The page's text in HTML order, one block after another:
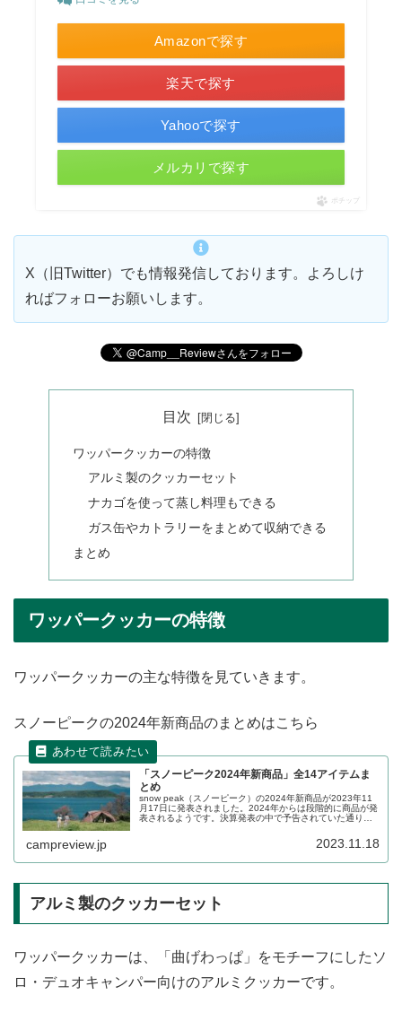
Amazonで探す
楽天で探す
Yahooで探す
メルカリで探す
ポチップ
X（旧Twitter）でも情報発信しております。よろしけ
ればフォローお願いします。
目次
ワッパークッカーの特徴
アルミ製のクッカーセット
ナカゴを使って蒸し料理もできる
ガス缶やカトラリーをまとめて収納できる
まとめ
ワッパークッカーの特徴
ワッパークッカーの主な特徴を見ていきます。
スノーピークの2024年新商品のまとめはこちら
「スノーピーク2024年新商品」全14アイテムま
とめ
snow peak（スノーピーク）の2024年新商品が2023年11
月17日に発表されました。2024年からは段階的に商品が発
表されるようです。決算発表の中で予告されていた通り、
campreview.jp 2023.11.18
アルミ製のクッカーセット
ワッパークッカーは、「曲げわっぱ」をモチーフにしたソ
ロ・デュオキャンパー向けのアルミクッカーです。